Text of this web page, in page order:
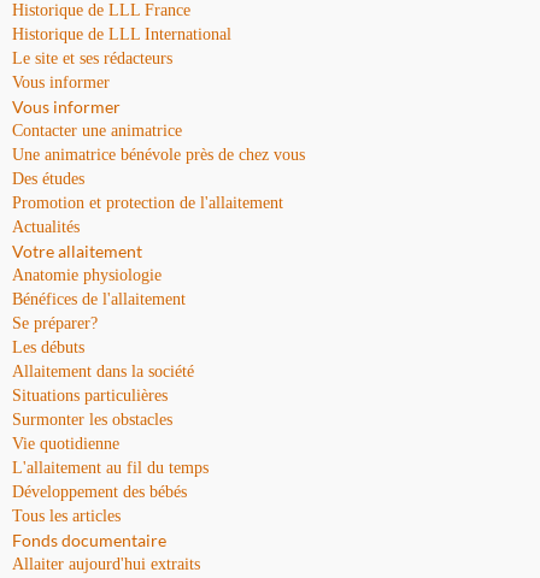
Historique de LLL France
Historique de LLL International
Le site et ses rédacteurs
Vous informer
Vous informer
Contacter une animatrice
Une animatrice bénévole près de chez vous
Des études
Promotion et protection de l'allaitement
Actualités
Votre allaitement
Anatomie physiologie
Bénéfices de l'allaitement
Se préparer?
Les débuts
Allaitement dans la société
Situations particulières
Surmonter les obstacles
Vie quotidienne
L'allaitement au fil du temps
Développement des bébés
Tous les articles
Fonds documentaire
Allaiter aujourd'hui extraits